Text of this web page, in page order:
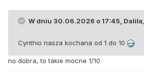
W dniu 30.06.2026 o 17:45,
Cynthio nasza kochana od 1 do 10
no dobra, to takie mocne 1/10